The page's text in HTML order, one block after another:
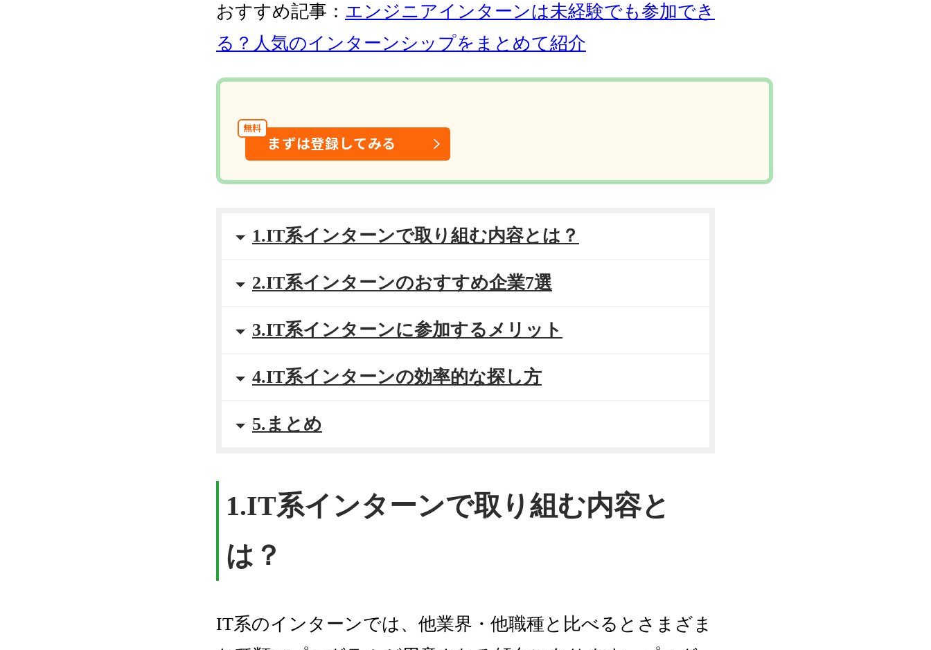
おすすめ記事： エンジニアインターンは未経験でも参加でき
る？人気のインターンシップをまとめて紹介
無料
まずは登録してみる
1.IT系インターンで取り組む内容とは？
2.IT系インターンのおすすめ企業7選
3.IT系インターンに参加するメリット
4.IT系インターンの効率的な探し方
5.まとめ
1.IT系インターンで取り組む内容と
は？
IT系のインターンでは、他業界・他職種と比べるとさまざま